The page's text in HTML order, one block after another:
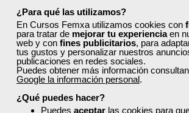
¿Para qué las utilizamos?
En Cursos Femxa utilizamos cookies con
para tratar de mejorar tu experienciaen
web y con fines publicitarios, para
tus gustos y personalizar nuestros
publicaciones en redes sociales.
Puedes obtener más información
Google la información personal.
¿Qué puedes hacer?
Puedes aceptar las cookies para
Ver curso
0 15